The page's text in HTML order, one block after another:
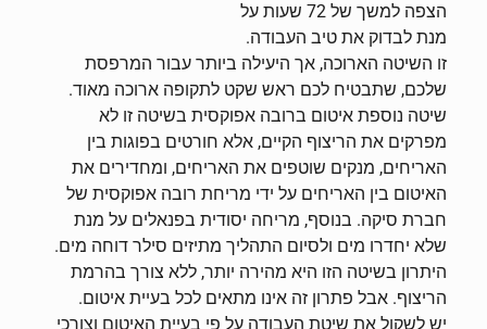
הצפה למשך של 72 שעות על
מנת לבדוק את טיב העבודה.
זו השיטה הארוכה, אך היעילה ביותר עבור המרפסת
שלכם, שתבטיח לכם ראש שקט לתקופה ארוכה מאוד.
שיטה נוספת איטום ברובה אפוקסית בשיטה זו לא
מפרקים את הריצוף הקיים, אלא חורטים בפוגות בין
האריחים, מנקים שוטפים את האריחים, ומחדירים את
האיטום בין האריחים על ידי מריחת רובה אפוקסית של
חברת סיקה. בנוסף, מריחה יסודית בפנאלים על מנת
שלא יחדרו מים ולסיום התהליך מתיזים סילר דוחה מים.
היתרון בשיטה הזו היא מהירה יותר, ללא צורך בהרמת
הריצוף. אבל פתרון זה אינו מתאים לכל בעיית איטום.
יש לשקול את שיטת העבודה על פי בעיית האיטום וצורכי